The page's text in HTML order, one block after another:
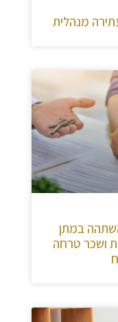
מנהלית
במתן
ושכר טרחה